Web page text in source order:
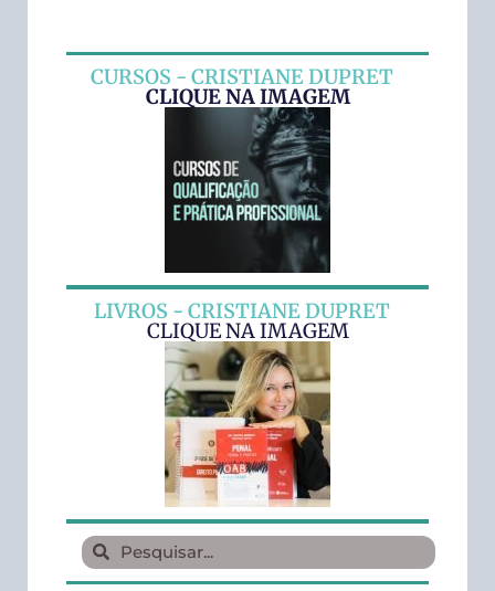
CURSOS - CRISTIANE DUPRET
CLIQUE NA IMAGEM
LIVROS - CRISTIANE DUPRET
CLIQUE NA IMAGEM